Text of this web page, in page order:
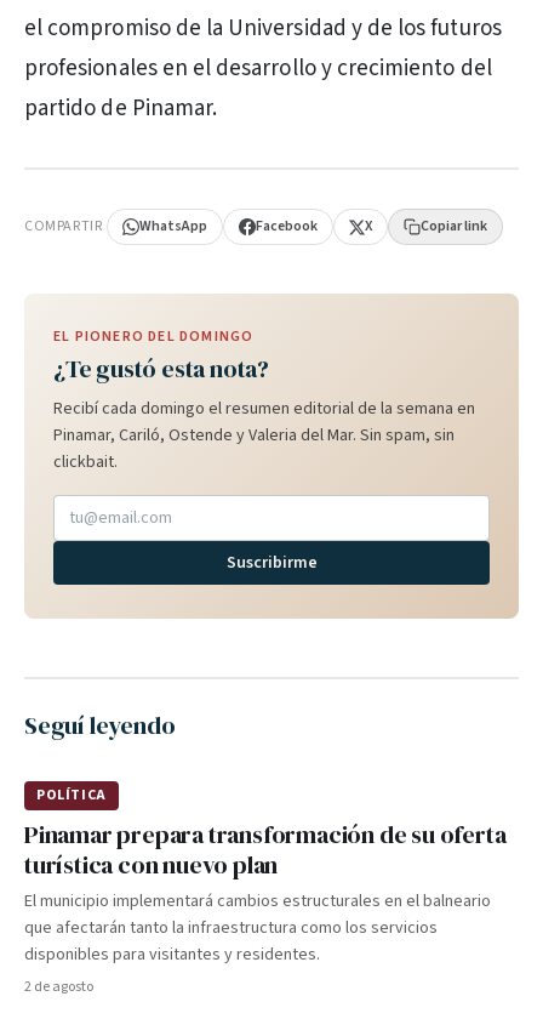
el compromiso de la Universidad y de los futuros
profesionales en el desarrollo y crecimiento del
partido de Pinamar.
COMPARTIR WhatsApp Facebook X Copiar link
EL PIONERO DEL DOMINGO
¿Te gustó esta nota?
Recibí cada domingo el resumen editorial de la semana en
Pinamar, Cariló, Ostende y Valeria del Mar. Sin spam, sin
clickbait.
Suscribirme
Seguí leyendo
POLÍTICA
Pinamar prepara transformación de su oferta
turística con nuevo plan
El municipio implementará cambios estructurales en el balneario
que afectarán tanto la infraestructura como los servicios
disponibles para visitantes y residentes.
2 de agosto